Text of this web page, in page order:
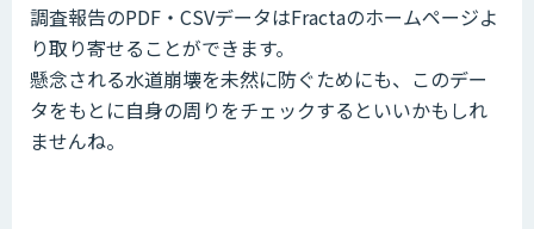
調査報告のPDF・CSVデータはFractaのホームページよ
り取り寄せることができます。
懸念される水道崩壊を未然に防ぐためにも、このデー
タをもとに自身の周りをチェックするといいかもしれ
ませんね。